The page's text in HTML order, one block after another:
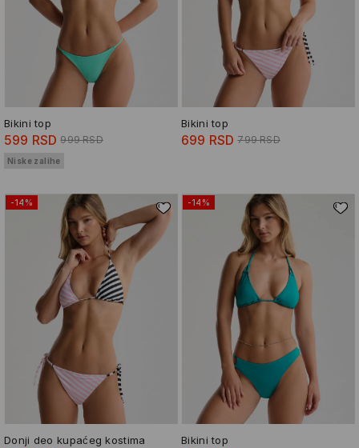
Bikini top
599 RSD 999 RSD
Niske zalihe
Bikini top
699 RSD 799 RSD
-14%
Donji deo kupaćeg kostima
-14%
Bikini top